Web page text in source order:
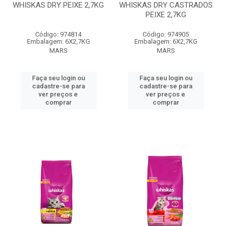
WHISKAS DRY PEIXE 2,7KG
Código: 974814
Embalagem: 6X2,7KG
MARS
Faça seu login ou
cadastre-se para
ver preços e
comprar
WHISKAS DRY CASTRADOS
PEIXE 2,7KG
Código: 974905
Embalagem: 6X2,7KG
MARS
Faça seu login ou
cadastre-se para
ver preços e
comprar